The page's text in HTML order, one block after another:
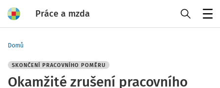
Práce a mzda
Domů
SKONČENÍ PRACOVNÍHO POMĚRU
Okamžité zrušení pracovního